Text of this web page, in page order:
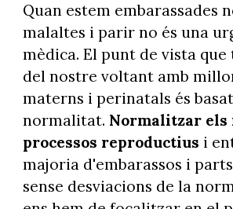
Quan estem embarassades
malaltes i parir no és una
mèdica. El punt de vista que
del nostre voltant amb
materns i perinatals és
normalitat. Normalitzar els
processos reproductius i
majoria d'embarassos i
sense desviacions de la